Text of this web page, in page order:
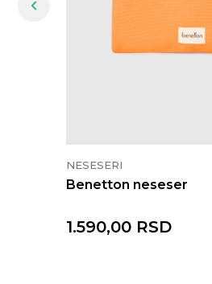
NESESERI
Benetton neseser
1.590,00 RSD